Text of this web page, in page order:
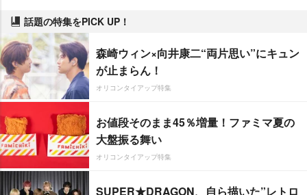
話題の特集をPICK UP！
森崎ウィン×向井康二“両片思い”にキュン
が止まらん！
オリコンタイアップ特集
お値段そのまま45％増量！ファミマ夏の
大盤振る舞い
オリコンタイアップ特集
SUPER★DRAGON、自ら描いた”レトロ